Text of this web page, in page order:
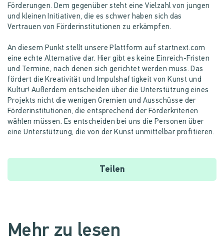
Förderungen. Dem gegenüber steht eine Vielzahl von jungen
und kleinen Initiativen, die es schwer haben sich das
Vertrauen von Förderinstitutionen zu erkämpfen.
An diesem Punkt stellt unsere Plattform auf startnext.com
eine echte Alternative dar. Hier gibt es keine Einreich-Fristen
und Termine, nach denen sich gerichtet werden muss. Das
fördert die Kreativität und Impulshaftigkeit von Kunst und
Kultur! Außerdem entscheiden über die Unterstützung eines
Projekts nicht die wenigen Gremien und Ausschüsse der
Förderinstitutionen, die entsprechend der Förderkriterien
wählen müssen. Es entscheiden bei uns die Personen über
eine Unterstützung, die von der Kunst unmittelbar profitieren.
Teilen
Mehr zu lesen